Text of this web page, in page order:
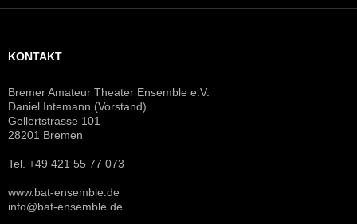
KONTAKT
Bremer Amateur Theater Ensemble e.V.
Daniel Intemann (Vorstand)
Gellertstrasse 101
28201 Bremen
Tel. +49 421 55 77 073
www.bat-ensemble.de
info@bat-ensemble.de